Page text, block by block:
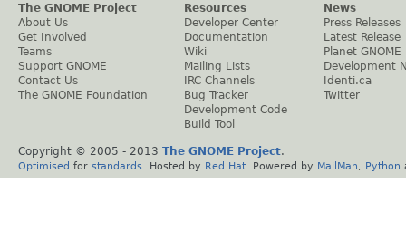
The GNOME Project
About Us
Get Involved
Teams
Support GNOME
Contact Us
The GNOME Foundation
Resources
Developer Center
Documentation
Wiki
Mailing Lists
IRC Channels
Bug Tracker
Development Code
Build Tool
News
Press Releases
Latest Release
Planet GNOME
Development
Identi.ca
Twitter
Copyright © 2005 - 2013 The GNOME Project.
Optimised for standards . Hosted by Red Hat . Powered by MailMan Python